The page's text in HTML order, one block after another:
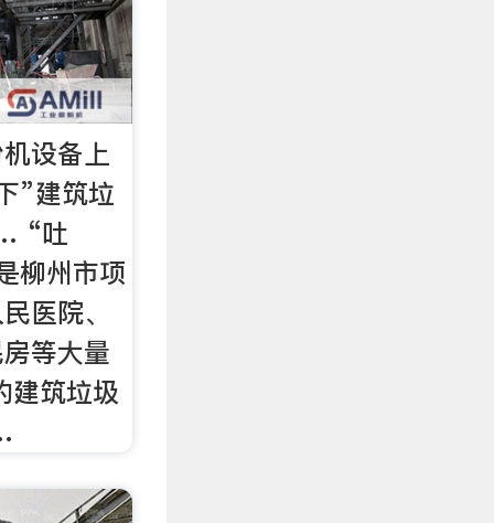
设备上
”建筑垃
“吐
柳州市项
医院、
等大量
建筑垃圾